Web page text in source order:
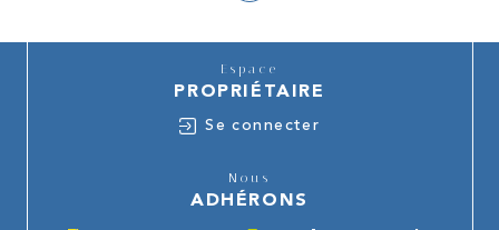
Espace
PROPRIÉTAIRE
Se connecter
Nous
ADHÉRONS